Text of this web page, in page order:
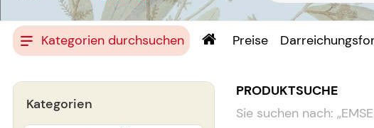
Kategorien durchsuchen Preise
PRODUKTSUCHE
Sie suchen nach: „
Kategorien